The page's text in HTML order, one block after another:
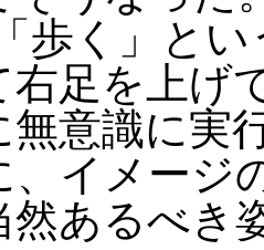
歩く」と
右足を上げ
無意識に実
、イメージ
然あるべき